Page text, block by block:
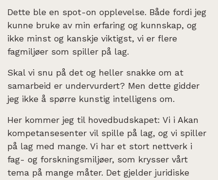
Dette ble en spot-on opplevelse. Både fordi jeg
kunne bruke av min erfaring og kunnskap, og
ikke minst og kanskje viktigst, vi er flere
fagmiljøer som spiller på lag.
Skal vi snu på det og heller snakke om at
samarbeid er undervurdert? Men dette gidder
jeg ikke å spørre kunstig intelligens om.
Her kommer jeg til hovedbudskapet: Vi i Akan
kompetansesenter vil spille på lag, og vi spiller
på lag med mange. Vi har et stort nettverk i
fag- og forskningsmiljøer, som krysser vårt
tema på mange måter. Det gjelder juridiske